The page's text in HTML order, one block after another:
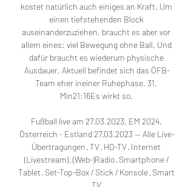
kostet natürlich auch einiges an Kraft. Um
einen tiefstehenden Block
auseinanderzuziehen, braucht es aber vor
allem eines: viel Bewegung ohne Ball. Und
dafür braucht es wiederum physische
Ausdauer. Aktuell befindet sich das ÖFB-
Team eher ineiner Ruhephase. 31.
Min21:16Es wirkt so.
Fußball live am 27.03.2023, EM 2024,
Österreich - Estland 27.03.2023 — Alle Live-
Übertragungen · TV · HD-TV · Internet
(Livestream) · (Web-)Radio · Smartphone /
Tablet · Set-Top-Box / Stick / Konsole · Smart